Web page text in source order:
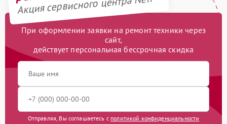
При оформлении заявки на ремонт техники через
сайт,
действует персональная бессрочная скидка
Отправляя, Вы соглашаетесь с политикой конфиденциальности